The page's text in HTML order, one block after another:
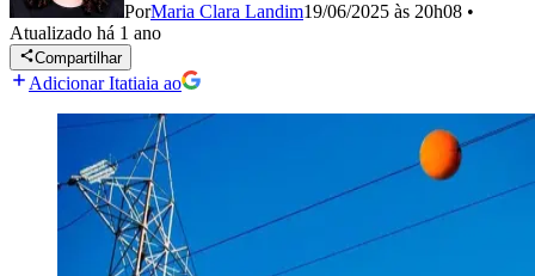
PorMaria Clara Landim19/06/2025 às 20h08 •
Atualizado há 1 ano
Compartilhar
Adicionar Itatiaia ao